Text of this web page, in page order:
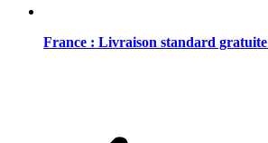
France : Livraison standard gratuite